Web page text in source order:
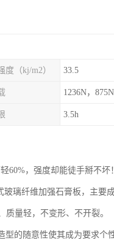
度（kj/m2） 33.5
1236N，875N
3.5h
60%，强度却能徒手掰不坏
璃纤维加强石膏板，主要
量轻，不变形、不开裂。
的随意性使其成为要求个